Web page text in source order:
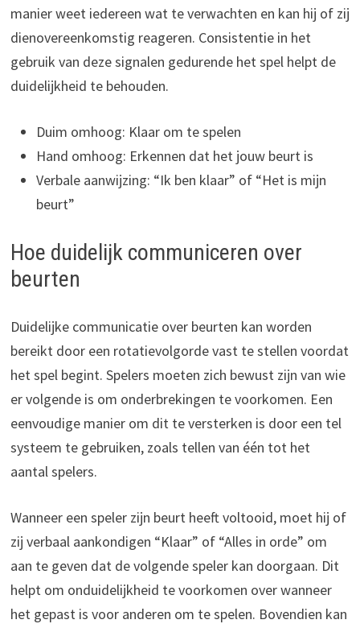
manier weet iedereen wat te verwachten en kan hij of zij
dienovereenkomstig reageren. Consistentie in het
gebruik van deze signalen gedurende het spel helpt de
duidelijkheid te behouden.
Duim omhoog: Klaar om te spelen
Hand omhoog: Erkennen dat het jouw beurt is
Verbale aanwijzing: “Ik ben klaar” of “Het is mijn
beurt”
Hoe duidelijk communiceren over
beurten
Duidelijke communicatie over beurten kan worden
bereikt door een rotatievolgorde vast te stellen voordat
het spel begint. Spelers moeten zich bewust zijn van wie
er volgende is om onderbrekingen te voorkomen. Een
eenvoudige manier om dit te versterken is door een tel
systeem te gebruiken, zoals tellen van één tot het
aantal spelers.
Wanneer een speler zijn beurt heeft voltooid, moet hij of
zij verbaal aankondigen “Klaar” of “Alles in orde” om
aan te geven dat de volgende speler kan doorgaan. Dit
helpt om onduidelijkheid te voorkomen over wanneer
het gepast is voor anderen om te spelen. Bovendien kan